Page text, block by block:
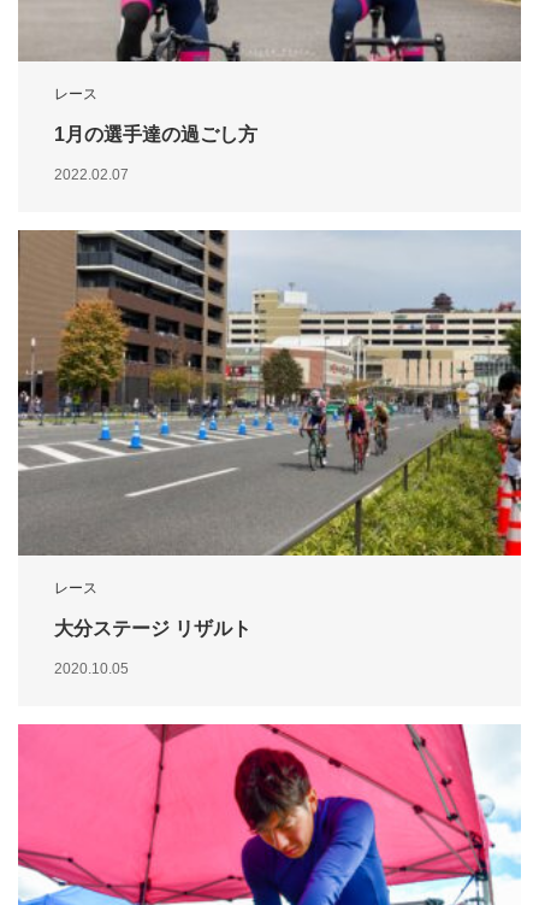
レース
1月の選手達の過ごし方
2022.02.07
レース
大分ステージ リザルト
2020.10.05